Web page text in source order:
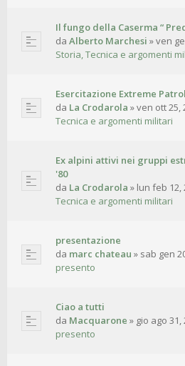
Il fungo della Caserma “
da Alberto Marchesi »ven
Storia, Tecnica e argomenti
Esercitazione Extreme
da La Crodarola »ven ott 25,
Tecnica e argomenti militari
Ex alpini attivi nei gruppi
'80
da La Crodarola » lun feb 12,
Tecnica e argomenti militari
presentazione
da marc chateau » sab gen
presento
Ciao a tutti
da Macquarone » gio ago 31,
presento